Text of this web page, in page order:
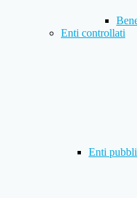
Enti controllati
Enti